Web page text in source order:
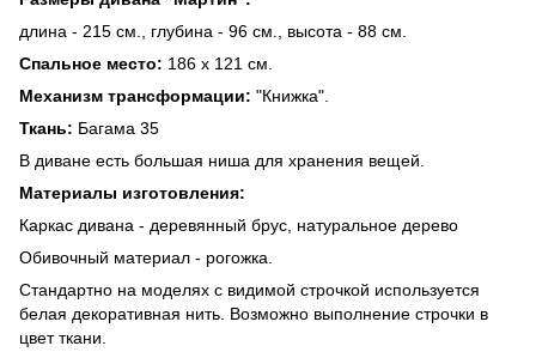
длина - 215 см., глубина - 96 см., высота - 88 см.
Спальное место: 186 х 121 см.
Механизм трансформации: "Книжка".
Ткань: Багама 35
В диване есть большая ниша для хранения вещей.
Материалы изготовления:
Каркас дивана - деревянный брус, натуральное дерево
Обивочный материал - рогожка.
Стандартно на моделях с видимой строчкой используется
белая декоративная нить. Возможно выполнение строчки в
цвет ткани.